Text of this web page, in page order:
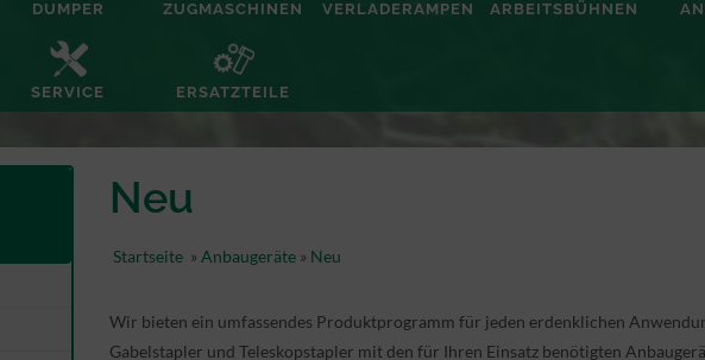
DUMPER ZUGMASCHINEN VERLADERAMPEN ARBEITSBÜHNEN
SERVICE ERSATZTEILE
Neu
Startseite» Anbaugeräte» Neu
Wir bieten ein umfassendes Produktprogramm für jeden erdenklichen
Gabelstapler und Teleskopstapler mit den für Ihren Einsatz benötigten